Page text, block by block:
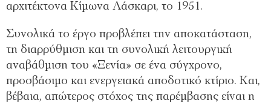
αρχιτέκτονα Κίμωνα Λάσκαρι, το 1951.
Συνολικά το έργο προβλέπει την αποκατάσταση,
τη διαρρύθμιση και τη συνολική λειτουργική
αναβάθμιση του «Ξενία» σε ένα σύγχρονο,
προσβάσιμο και ενεργειακά αποδοτικό κτίριο. Και,
βέβαια, απώτερος στόχος της παρέμβασης είναι η